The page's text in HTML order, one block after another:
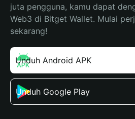
juta pengguna, kamu dapat
Web3 di Bitget Wallet. Mulai
sekarang!
Unduh Android APK
Unduh Google Play